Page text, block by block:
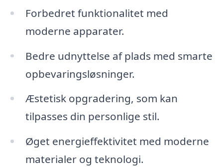
Forbedret funktionalitet med
moderne apparater.
Bedre udnyttelse af plads med smarte
opbevaringsløsninger.
Æstetisk opgradering, som kan
tilpasses din personlige stil.
Øget energieffektivitet med moderne
materialer og teknologi.